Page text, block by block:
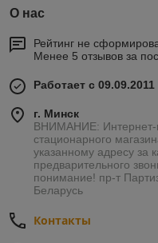
О нас
Рейтинг не
Менее 5 отзывов за
Работает с 09.09.2011
г. Минск
ВНИМАНИЕ: Интернет-
стационарного
указанному адресу за
предварительного
понимание! пр-т
Беларусь
Контакты